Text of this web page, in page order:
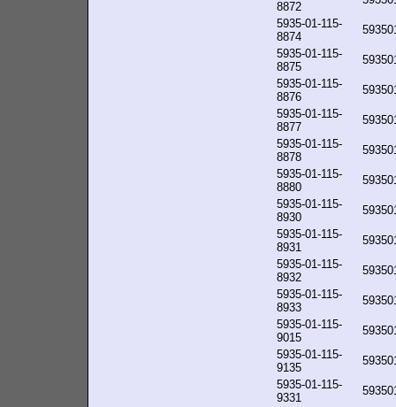
8872
5935-01-115-
8874
5935-01-115-
8875
5935-01-115-
8876
5935-01-115-
8877
5935-01-115-
8878
5935-01-115-
8880
5935-01-115-
8930
5935-01-115-
8931
5935-01-115-
8932
5935-01-115-
8933
5935-01-115-
9015
5935-01-115-
9135
5935-01-115-
9331